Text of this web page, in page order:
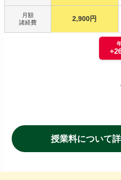
月額
諸経費
2,900円
授業料について